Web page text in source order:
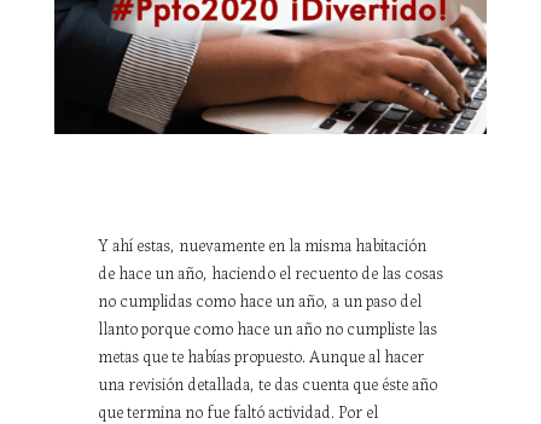
Y ahí estas, nuevamente en la misma habitación
de hace un año, haciendo el recuento de las cosas
no cumplidas como hace un año, a un paso del
llanto porque como hace un año no cumpliste las
metas que te habías propuesto. Aunque al hacer
una revisión detallada, te das cuenta que éste año
que termina no fue faltó actividad. Por el